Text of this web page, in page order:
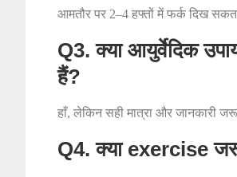
आमतौर पर 2–4 हफ्तों में फर्क दिख
Q3. क्या आयुर्वेदिक
हैं?
हाँ, लेकिन सही मात्रा और जानकारी
Q4. क्या exercise